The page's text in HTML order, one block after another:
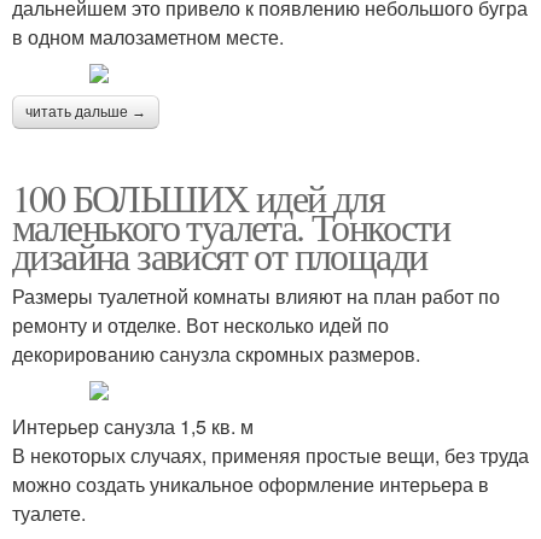
дальнейшем это привело к появлению небольшого бугра
в одном малозаметном месте.
читать дальше →
100 БОЛЬШИХ идей для
маленького туалета. Тонкости
дизайна зависят от площади
Размеры туалетной комнаты влияют на план работ по
ремонту и отделке. Вот несколько идей по
декорированию санузла скромных размеров.
Интерьер санузла 1,5 кв. м
В некоторых случаях, применяя простые вещи, без труда
можно создать уникальное оформление интерьера в
туалете.